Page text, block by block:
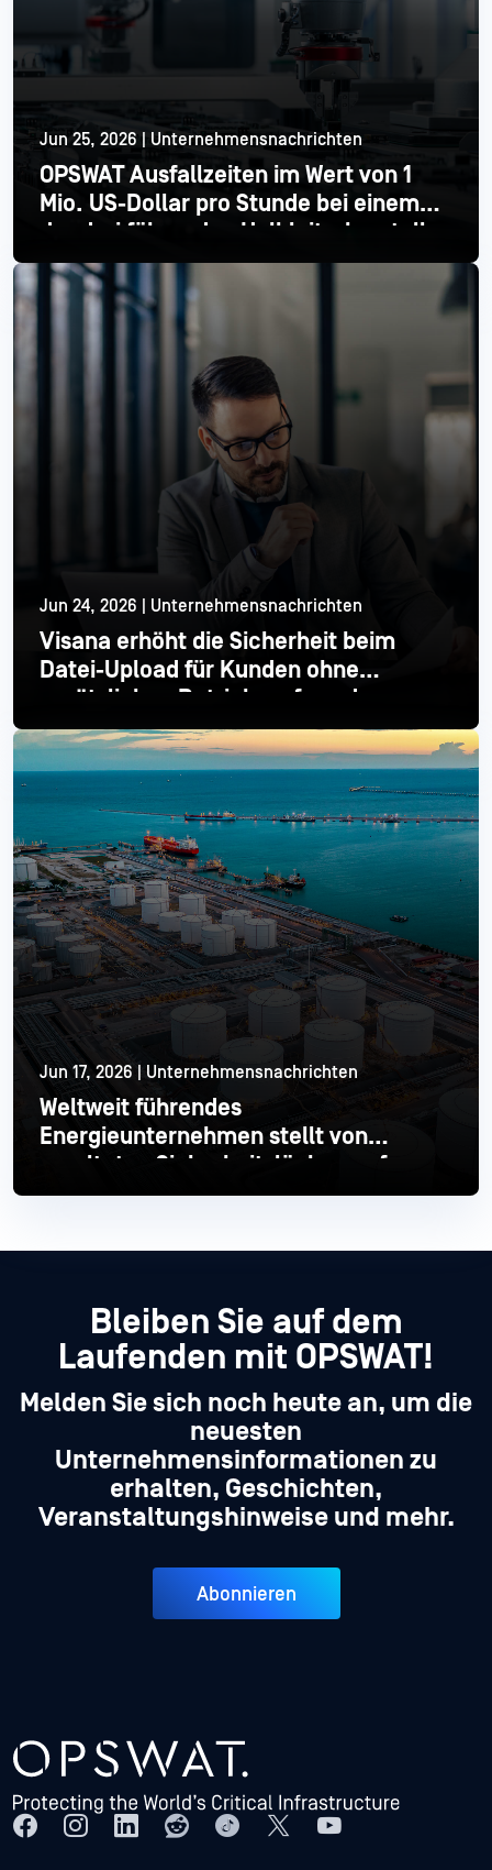
Jun 25, 2026 | Unternehmensnachrichten
OPSWAT Ausfallzeiten im Wert von 1
Mio. US-Dollar pro Stunde bei einem
der drei führenden Halbleiterhersteller
Mehr lesen
Jun 24, 2026 | Unternehmensnachrichten
Visana erhöht die Sicherheit beim
Datei-Upload für Kunden ohne
zusätzlichen Betriebsaufwand
Mehr lesen
Jun 17, 2026 | Unternehmensnachrichten
Weltweit führendes
Energieunternehmen stellt von
veralteten Sicherheitslücken auf
moderne Industrial um
Mehr lesen
Bleiben Sie auf dem
Laufenden mit OPSWAT!
Melden Sie sich noch heute an, um die
neuesten
Unternehmensinformationen zu
erhalten, Geschichten,
Veranstaltungshinweise und mehr.
Abonnieren